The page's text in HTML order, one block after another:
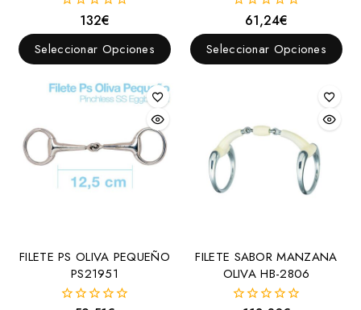
fuera
de
5
132€
Seleccionar Opciones
fuera
de
5
61,24€
Seleccionar Opciones
FILETE PS OLIVA PEQUEÑO
PS21951
FILETE SABOR MANZANA
OLIVA HB-2806
Hackamore
Menorquines
Pelham
Pessoa
Portugueses
Vaqueros
Western